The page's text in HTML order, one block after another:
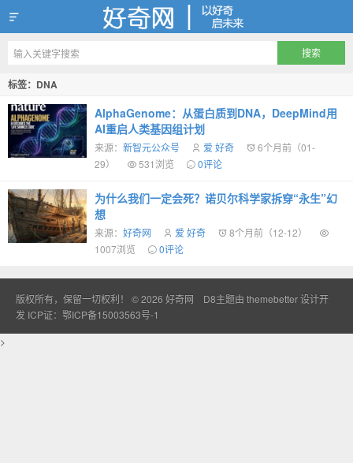
好奇网
标签：DNA
AlphaGenome：从蛋白质到DNA，DeepMind用
AI重启人类基因组计划
来源： 新智元公众号 爱 好奇
6个月前（01-
29）
531浏览 0评论
为什么我们一定会死？诺贝尔科学家拆穿“永生”幻
想
来源： 好奇网 爱 好奇
8个月前（12-12）
1007浏览
0评论
版权所有，保留一切权利！ © 2026 好奇网 D8主题由 themebetter设计开
发 ICP证：鄂ICP备15003563号-1
>